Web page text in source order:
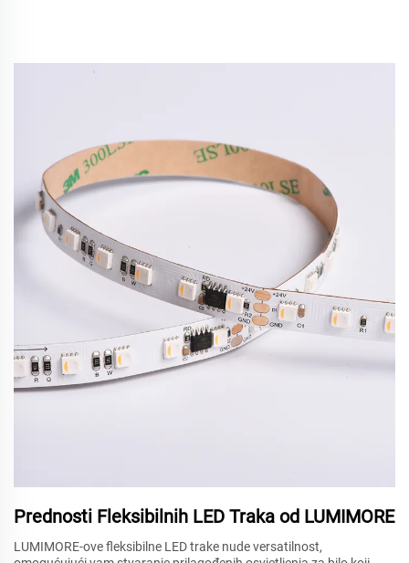
Prednosti Fleksibilnih LED Traka od LUMIMORE
LUMIMORE-ove fleksibilne LED trake nude versatilnost,